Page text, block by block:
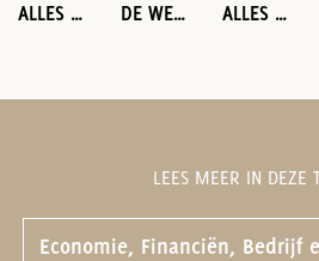
ALLES OVER DE BRACHIOSAURUS DE WEG VAN MANUSCRIPT NAAR BOEK ALLES OVER DE PARASAUROLOPHUS
Economie, Financiën, Bedrijf
LEES MEER IN DEZE